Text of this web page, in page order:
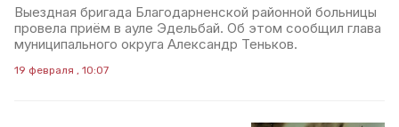
Выездная бригада Благодарненской районной больницы
провела приём в ауле Эдельбай. Об этом сообщил глава
муниципального округа Александр Теньков.
19 февраля , 10:07